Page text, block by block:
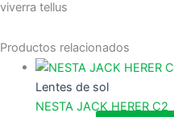
viverra tellus
Productos relacionados
Lentes de sol
NESTA JACK HERER C2